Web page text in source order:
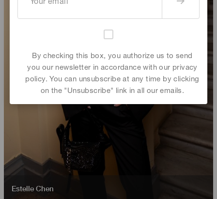
Estelle Chen
By checking this box, you authorize us to send
you our newsletter in accordance with our privacy
policy. You can unsubscribe at any time by clicking
on the "Unsubscribe" link in all our emails.